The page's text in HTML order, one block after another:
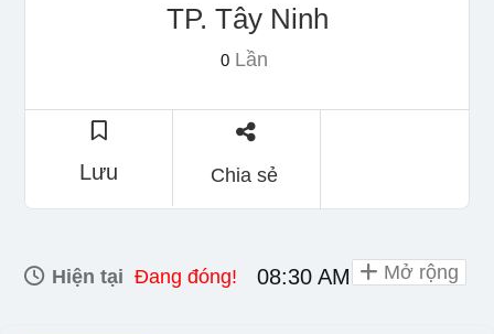
TP. Tây Ninh
0Lần
Lưu Chia sẻ
Hiện tại Đang đóng! 08:30 AM - 10:00 PM
Mở rộng